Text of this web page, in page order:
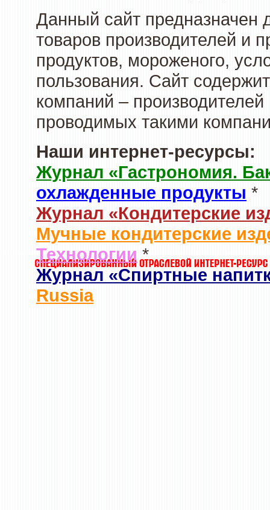
Данный сайт предназначен
товаров производителей и
продуктов, мороженого,
пользования. Сайт
компаний –
проводимых такими
Наши интернет-ресурсы:
Журнал «Гастрономия.
охлажденные продукты *
Журнал «Кондитерские
Мучные кондитерские
Технологии *
Журнал «Спиртные
Russia